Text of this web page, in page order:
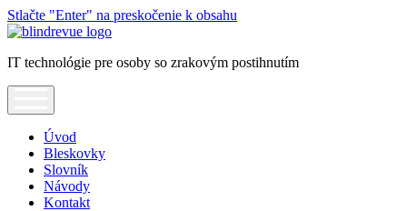
Stlačte "Enter" na preskočenie k obsahu
Blindrevue
IT technológie pre osoby so zrakovým postihnutím
Úvod
Bleskovky
Slovník
Návody
Kontakt